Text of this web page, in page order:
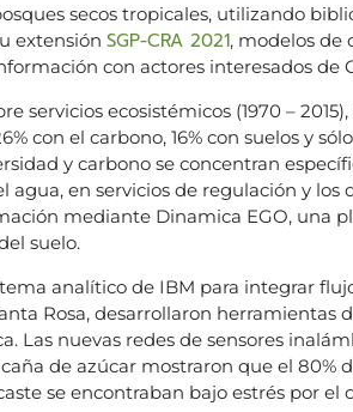
secos tropicales, utilizando
extensión SGP-CRA 2021, modelos de
con actores interesados de
servicios ecosistémicos (1970 –
con el carbono, 16% con suelos y
y carbono se concentran
agua, en servicios de regulación y los
mediante Dinamica EGO, una
suelo.
analítico de IBM para integrar
Rosa, desarrollaron herramientas
Las nuevas redes de sensores
de azúcar mostraron que el 80%
se encontraban bajo estrés por